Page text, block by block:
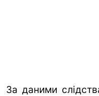
За даними